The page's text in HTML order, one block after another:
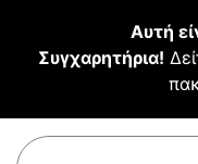
Αυτή
Συγχαρητήρια!